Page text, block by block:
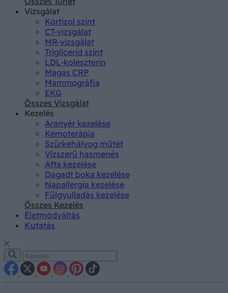
Vizsgálat
Kortizol szint
CT-vizsgálat
MR-vizsgálat
Triglicerid szint
LDL-koleszterin
Magas CRP
Mammográfia
EKG
Összes Vizsgálat
Kezelés
Aranyér kezelése
Kemoterápia
Szürkehályog műtét
Vízszerű hasmenés
Afta kezelése
Dagadt boka kezelése
Napallergia kezelése
Fülgyulladás kezelése
Összes Kezelés
Életmódváltás
Kutatás